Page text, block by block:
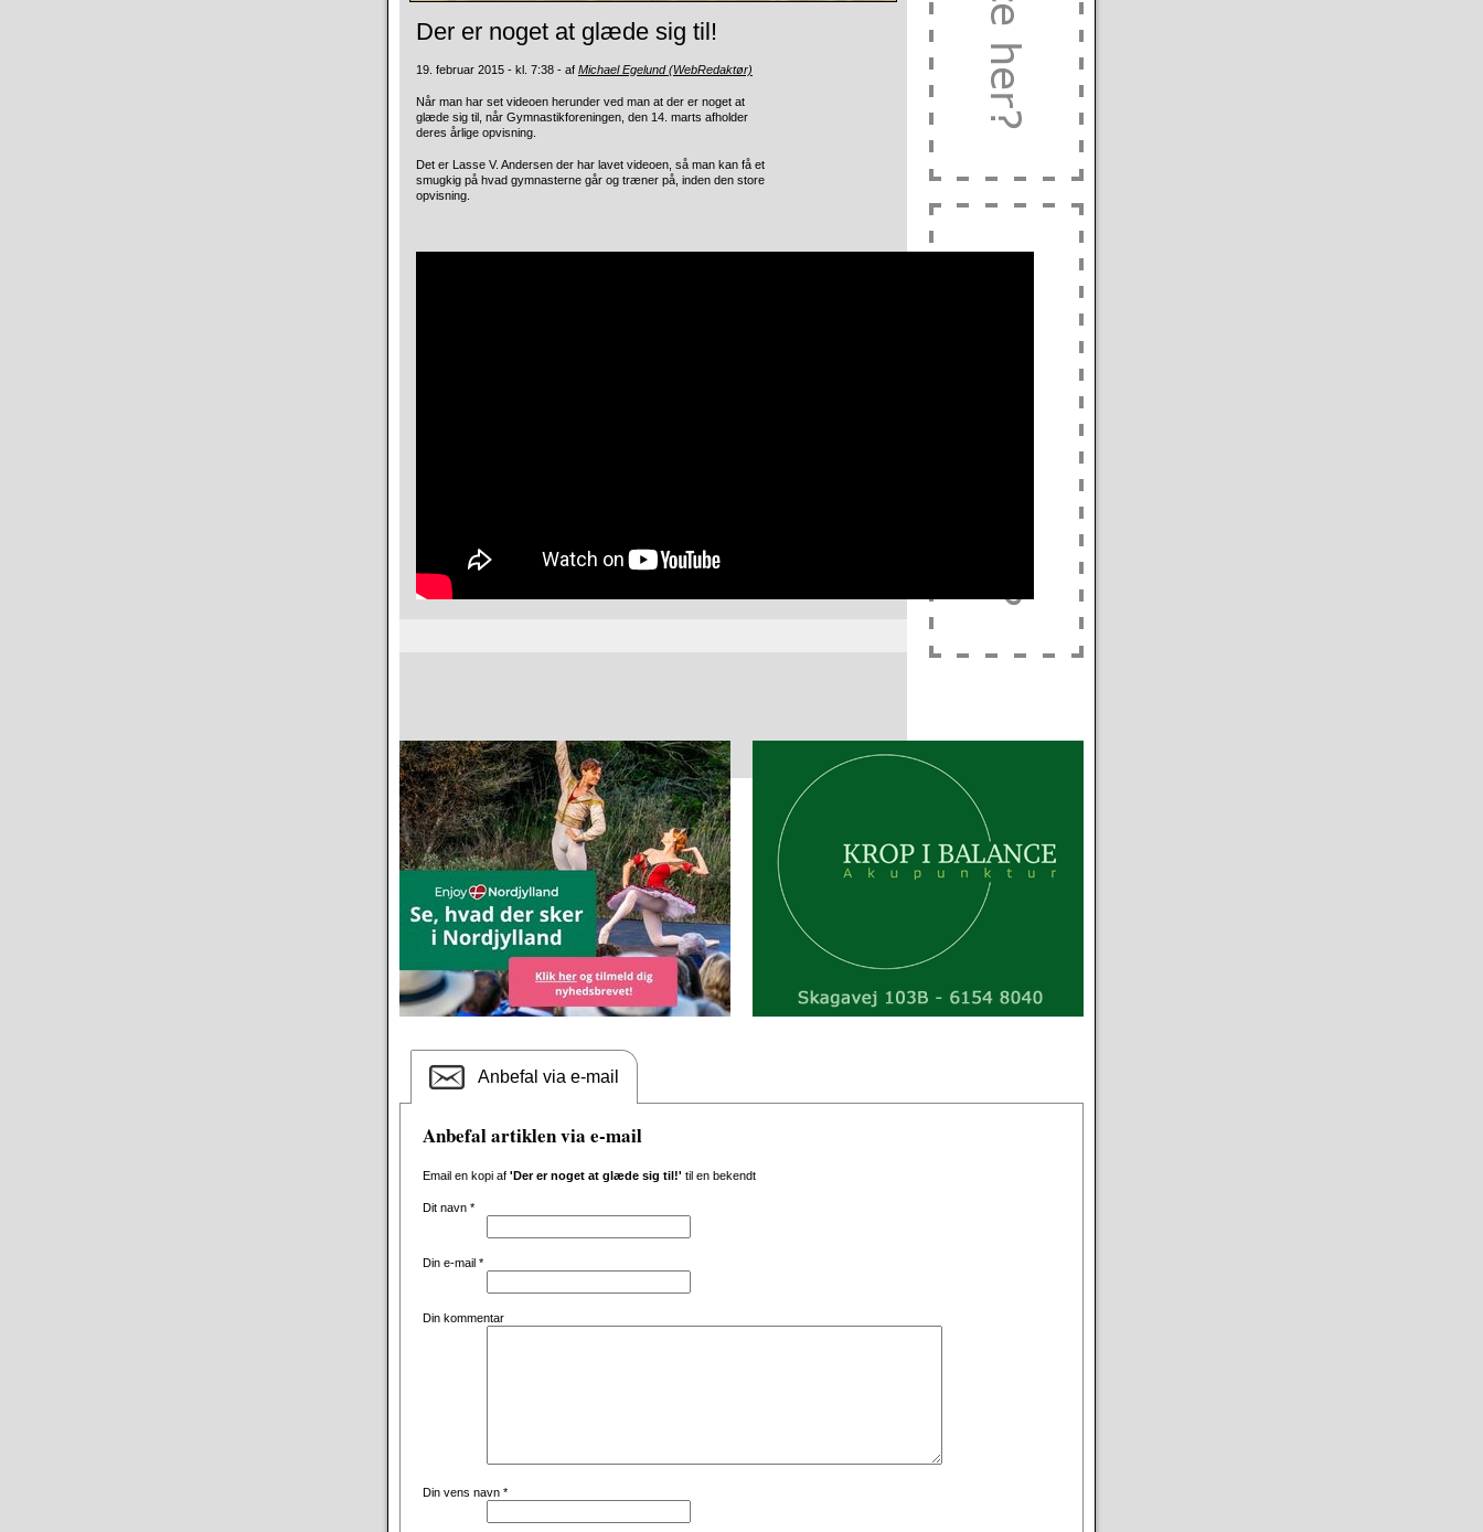
Der er noget at glæde sig til!
19. februar 2015 - kl. 7:38 - af Michael Egelund (WebRedaktør)
Når man har set videoen herunder ved man at der er noget at
glæde sig til, når Gymnastikforeningen, den 14. marts afholder
deres årlige opvisning.
Det er Lasse V. Andersen der har lavet videoen, så man kan få et
smugkig på hvad gymnasterne går og træner på, inden den store
opvisning.
Anbefal via e-mail
Anbefal artiklen via e-mail
Email en kopi af 'Der er noget at glæde sig til!' til en bekendt
Dit navn *
Din e-mail *
Din kommentar
Din vens navn *